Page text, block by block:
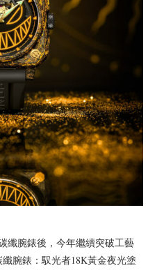
纖腕錶後，今年繼續突破工藝
腕錶：馭光者18K黃金夜光塗